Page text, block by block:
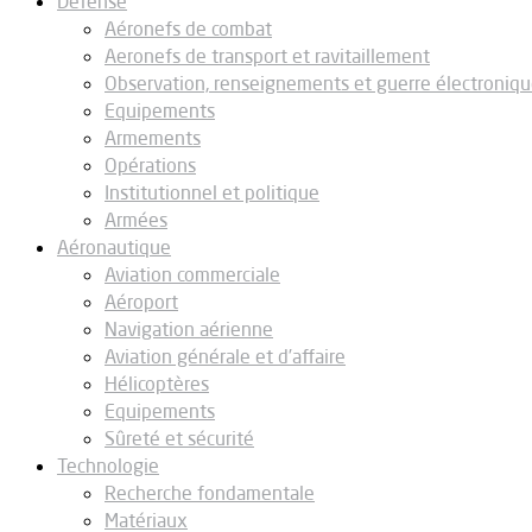
Aéronefs de combat
Aeronefs de transport et ravitaillement
Observation, renseignements et guerre
Equipements
Armements
Opérations
Institutionnel et politique
Armées
Aéronautique
Aviation commerciale
Aéroport
Navigation aérienne
Aviation générale et d’affaire
Hélicoptères
Equipements
Sûreté et sécurité
Technologie
Recherche fondamentale
Matériaux